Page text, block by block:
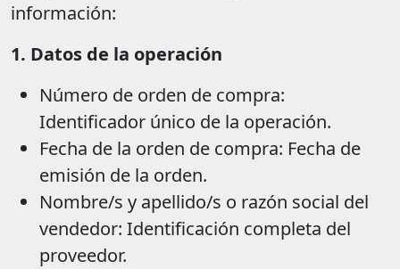
información:
1. Datos de la operación
Número de orden de compra:
Identificador único de la operación.
Fecha de la orden de compra: Fecha de
emisión de la orden.
Nombre/s y apellido/s o razón social del
vendedor: Identificación completa del
proveedor.